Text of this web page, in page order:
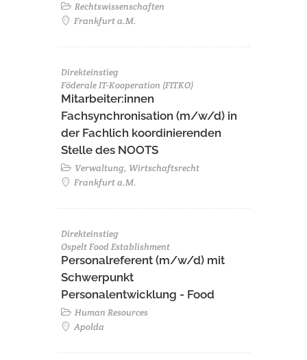
Rechtswissenschaften
Frankfurt a.M.
Direkteinstieg
Föderale IT-Kooperation (FITKO)
Mitarbeiter:innen
Fachsynchronisation (m/w/d) in
der Fachlich koordinierenden
Stelle des NOOTS
Verwaltung, Wirtschaftsrecht
Frankfurt a.M.
Direkteinstieg
Ospelt Food Establishment
Personalreferent (m/w/d) mit
Schwerpunkt
Personalentwicklung - Food
Human Resources
Apolda